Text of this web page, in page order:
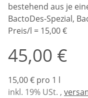
bestehend aus je
BactoDes-Spezial,
Preis/l = 15,00 €
45,00 €
15,00 € pro 1 l
inkl. 19% USt. ,